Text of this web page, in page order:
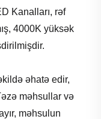
Kanalları, rəf
4000K yüksək
əhatə edir,
məhsullar və
məhsulun